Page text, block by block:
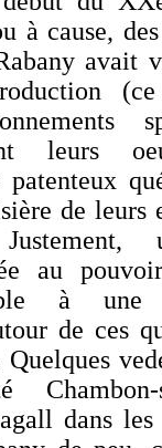
à cause,
avait
leurs
patenteux
de leurs
au
à
de ces
Quelques
dans